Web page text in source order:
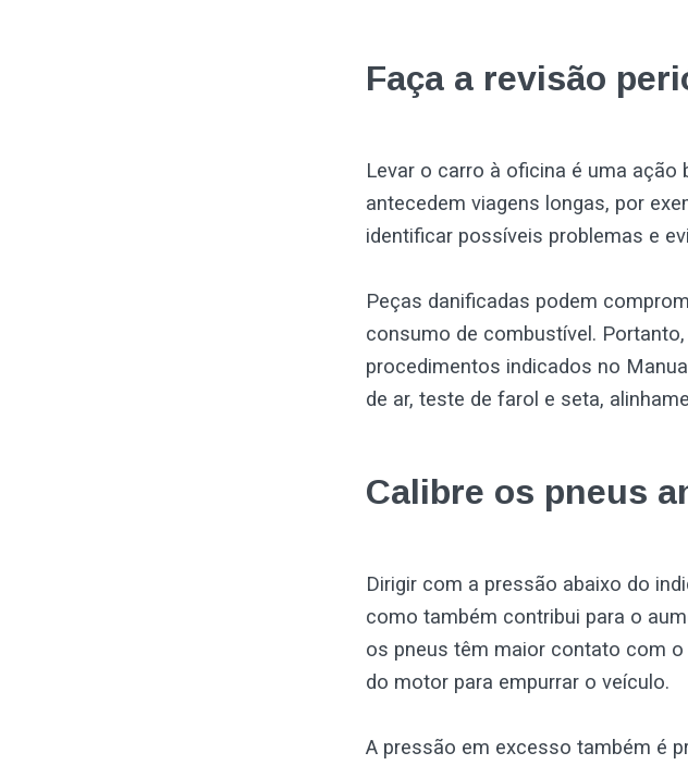
Faça a revisão
Levar o carro à oficina é uma
antecedem viagens longas, por
identificar possíveis problemas e
Peças danificadas podem
consumo de combustível.
procedimentos indicados no
de ar, teste de farol e seta,
Calibre os pneus
Dirigir com a pressão abaixo do
como também contribui para o
os pneus têm maior contato com
do motor para empurrar o veículo.
A pressão em excesso também é